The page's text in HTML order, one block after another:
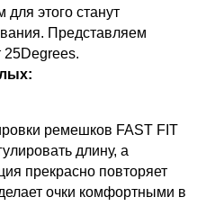
этого станут
Представляем
25Degrees.
ремешков FAST FIT
длину, а
прекрасно повторяет
очки комфортными в